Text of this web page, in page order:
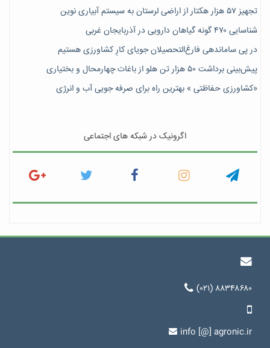
تجهیز ۵۷ هزار هکتار از اراضی لرستان به سیستم آبیاری نوین
شناسایی ۴۷٠ گونه گیاهان دارویی در آذربایجان غربی
در پی ساماندهی فارغ‌التحصیلان جویای کارِ کشاورزی هستیم
پیش‎‌بینی برداشت ۵۰ هزار تن هلو از باغات چهارمحال و بختیاری
«کشاورزی حفاظتی » بهترین راه برای صرفه جویی آب و انرژی
اگرونیک در شبکه های اجتماعی
(۰۲۱) ۸۸۳۴۸۶۸۰
info [@] agronic.ir